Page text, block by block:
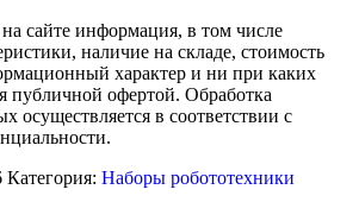
сайте информация, в том числе
наличие на складе, стоимость
характер и ни при каких
публичной офертой. Обработка
осуществляется в соответствии с
Категория: Наборы робототехники